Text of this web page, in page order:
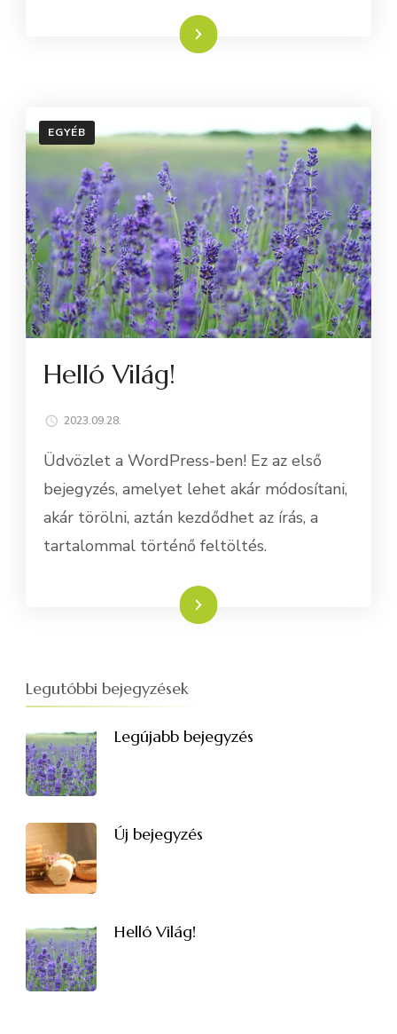
Tovább
EGYÉB
Helló Világ!
2023.09.28.
Üdvözlet a WordPress-ben! Ez az első
bejegyzés, amelyet lehet akár módosítani,
akár törölni, aztán kezdődhet az írás, a
tartalommal történő feltöltés.
Tovább
Legutóbbi bejegyzések
Legújabb bejegyzés
Új bejegyzés
Helló Világ!